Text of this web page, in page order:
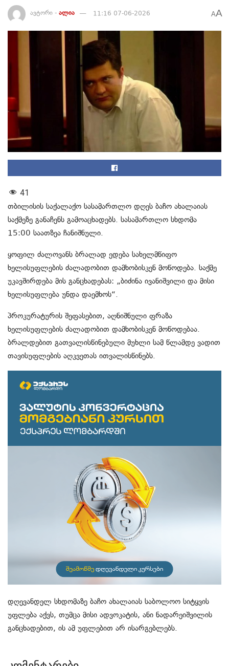
ავტორი - ალია 11:16 07-06-2026 AA
41
თბილისის საქალაქო სასამართლო დღეს ბაჩო ახალაიას
საქმეზე განაჩენს გამოაცხადებს. სასამართლო სხდომა
15:00 საათზეა ჩანიშნული.
ყოფილ ძალოვანს ბრალად ედება სახელმწიფო
ხელისუფლების ძალადობით დამხობისკენ მოწოდება. საქმე
უკავშირდება მის განცხადებას: „ბიძინა ივანიშვილი და მისი
ხელისუფლება უნდა დაემხოს“.
პროკურატურის შეფასებით, აღნიშნული ფრაზა
ხელისუფლების ძალადობით დამხობისკენ მოწოდებაა.
ბრალდებით გათვალისწინებული მუხლი სამ წლამდე ვადით
თავისუფლების აღკვეთას ითვალისწინებს.
დღევანდელ სხდომაზე ბაჩო ახალაიას საბოლოო სიტყვის
უფლება აქვს, თუმცა მისი ადვოკატის, ანი ნადარეიშვილის
განცხადებით, ის ამ უფლებით არ ისარგებლებს.